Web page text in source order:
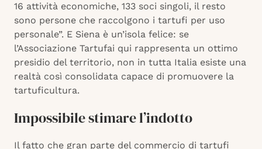
16 attività economiche, 133 soci singoli, il resto
sono persone che raccolgono i tartufi per uso
personale”. E Siena è un’isola felice: se
l’Associazione Tartufai qui rappresenta un ottimo
presidio del territorio, non in tutta Italia esiste una
realtà così consolidata capace di promuovere la
tartuficultura.
Impossibile stimare l’indotto
Il fatto che gran parte del commercio di tartufi